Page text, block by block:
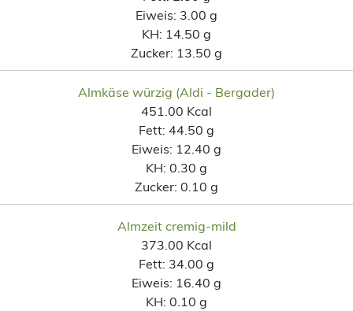
Eiweis: 3.00 g
KH: 14.50 g
Zucker: 13.50 g
Almkäse würzig (Aldi - Bergader)
451.00 Kcal
Fett: 44.50 g
Eiweis: 12.40 g
KH: 0.30 g
Zucker: 0.10 g
Almzeit cremig-mild
373.00 Kcal
Fett: 34.00 g
Eiweis: 16.40 g
KH: 0.10 g